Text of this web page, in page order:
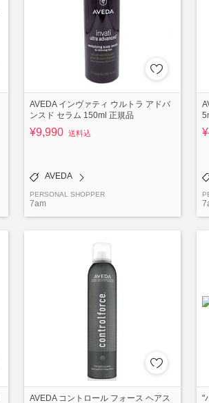
AVEDA インヴァティ ウルトラ アドバ
ンスド セラム 150ml 正規品
¥9,990 送料込
AVEDA
PERSONAL SHOPPER
7am
AVEDA コントロール フォース ヘアス
"